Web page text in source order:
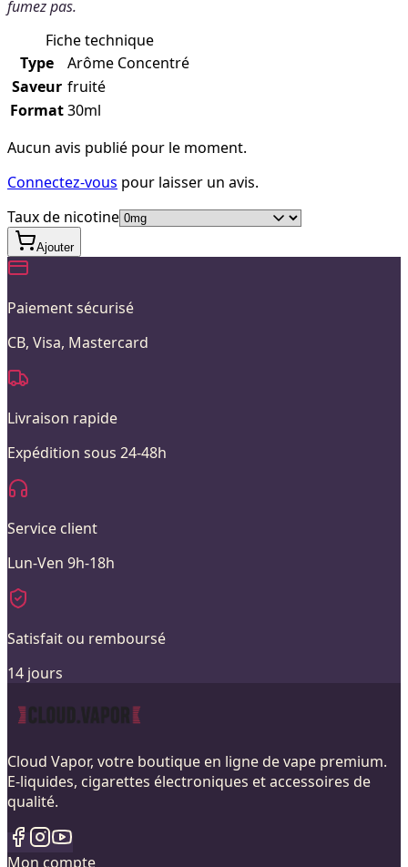
fumez pas.
Fiche technique
Type
Arôme Concentré
Saveur fruité
Format30ml
Aucun avis publié pour le moment.
Connectez-vous pour laisser un avis.
Taux de nicotine
Ajouter
Paiement sécurisé
CB, Visa, Mastercard
Livraison rapide
Expédition sous 24-48h
Service client
Lun-Ven 9h-18h
Satisfait ou remboursé
14 jours
Cloud Vapor, votre boutique en ligne de vape premium.
E-liquides, cigarettes électroniques et accessoires de
qualité.
Mon compte